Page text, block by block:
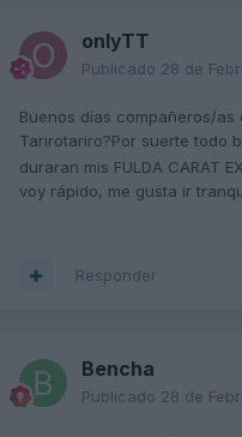
onlyTT
Publicado 28 de
Buenos días compañeros/as
Tarirotariro?Por suerte todo
duraran mis FULDA CARAT
voy rápido, me gusta ir
Responder
Bencha
Publicado 28 de